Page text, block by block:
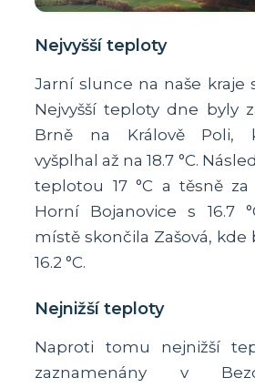
Nejvyšší teploty
Jarní slunce na naše kraje
Nejvyšší teploty dne byly
Brně na Králově Poli,
vyšplhal až na 18.7 °C.
teplotou 17 °C a těsně
Horní Bojanovice s 16.7
místě skončila Zašová,
16.2 °C.
Nejnižší teploty
Naproti tomu nejnižší
zaznamenány v